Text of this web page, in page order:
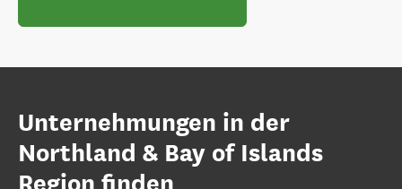
Unternehmungen in der
Northland & Bay of Islands